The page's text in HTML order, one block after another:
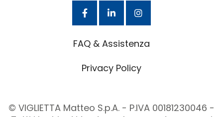
FAQ & Assistenza
Privacy Policy
© VIGLIETTA Matteo S.p.A. - P.IVA 00181230046 -